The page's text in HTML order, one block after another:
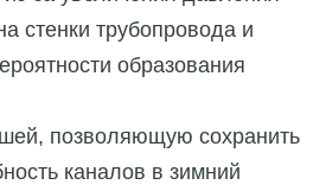
стенки трубопровода и
образования
позволяющую сохранить
каналов в зимний